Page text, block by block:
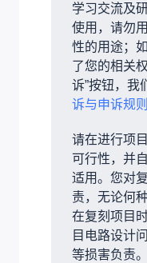
学习交流及
使用，请勿
性的用途；
了您的相关
诉”按钮，我
诉与申诉规则
请在进行项
可行性，并
适用。您对
责，无论何
在复刻项目
目电路设计
等损害负责。